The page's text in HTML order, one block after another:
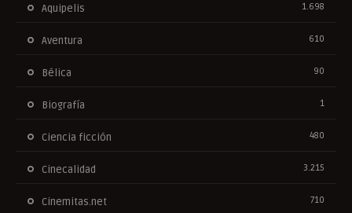
Aquipelis 1.698
Aventura 610
Bélica 90
Biografía 1
Ciencia ficción 480
Cinecalidad 3.215
Cinemitas.net 710